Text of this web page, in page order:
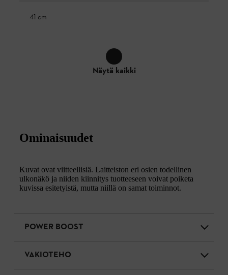
41 cm
Näytä kaikki
Ominaisuudet
Kuvat ovat viitteellisiä. Laitteiston eri osien todellinen
ulkonäkö ja niiden kiinnitys tuotteeseen voivat poiketa
kuvissa esitetyistä, mutta niillä on samat toiminnot.
POWER BOOST
VAKIOTEHO